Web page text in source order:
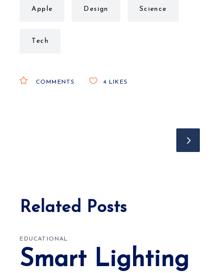
Apple Design Science
Tech
COMMENTS 4 LIKES
Related Posts
EDUCATIONAL
Smart Lighting